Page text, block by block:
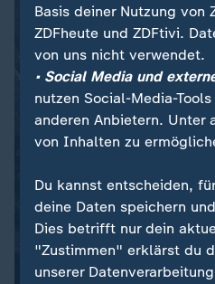
Basis deiner Nutzung von
ZDFheute und ZDFtivi.
von uns nicht verwendet.
• Social Media und
nutzen Social-Media-
anderen Anbietern. Unter
von Inhalten zu
Du kannst entscheiden,
deine Daten speichern
Dies betrifft nur dein
"Zustimmen" erklärst du
unserer